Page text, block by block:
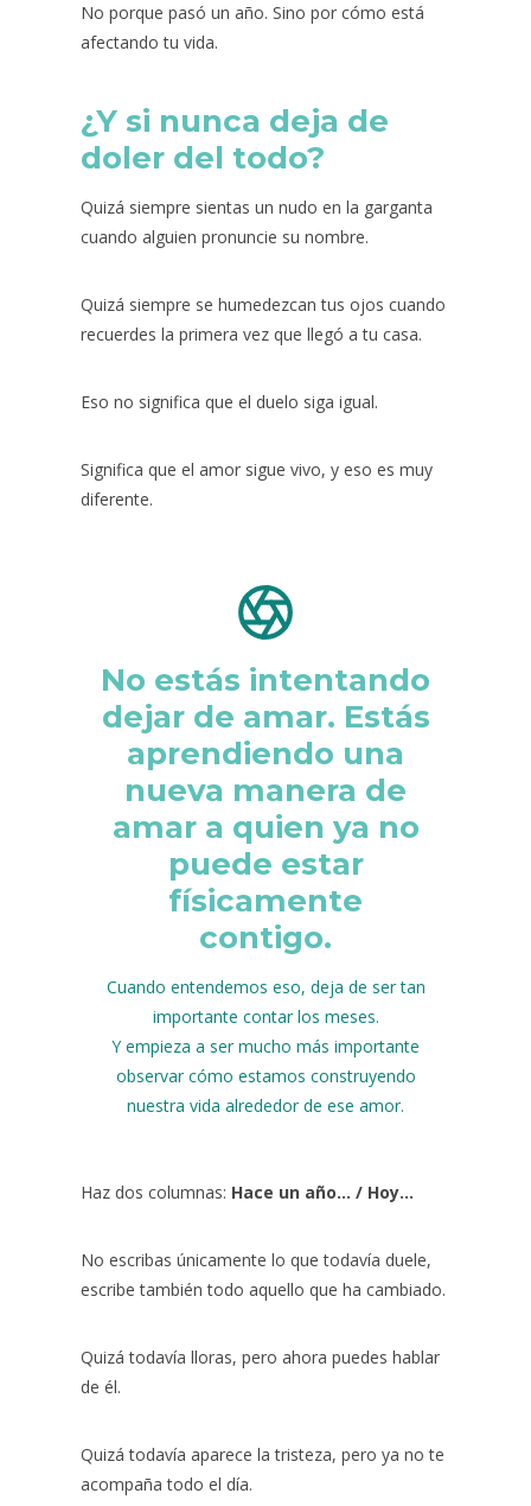
No porque pasó un año. Sino por cómo está
afectando tu vida.
¿Y si nunca deja de
doler del todo?
Quizá siempre sientas un nudo en la garganta
cuando alguien pronuncie su nombre.
Quizá siempre se humedezcan tus ojos cuando
recuerdes la primera vez que llegó a tu casa.
Eso no significa que el duelo siga igual.
Significa que el amor sigue vivo, y eso es muy
diferente.
No estás intentando
dejar de amar. Estás
aprendiendo una
nueva manera de
amar a quien ya no
puede estar
físicamente
contigo.
Cuando entendemos eso, deja de ser tan
importante contar los meses.
Y empieza a ser mucho más importante
observar cómo estamos construyendo
nuestra vida alrededor de ese amor.
Haz dos columnas: Hace un año… / Hoy…
No escribas únicamente lo que todavía duele,
escribe también todo aquello que ha cambiado.
Quizá todavía lloras, pero ahora puedes hablar
de él.
Quizá todavía aparece la tristeza, pero ya no te
acompaña todo el día.